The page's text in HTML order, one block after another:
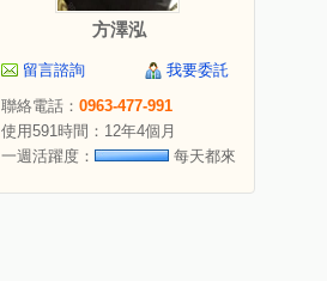
方澤泓
留言諮詢
我要委託
聯絡電話： 0963-477-991
使用591時間：12年4個月
一週活躍度：
每天都來